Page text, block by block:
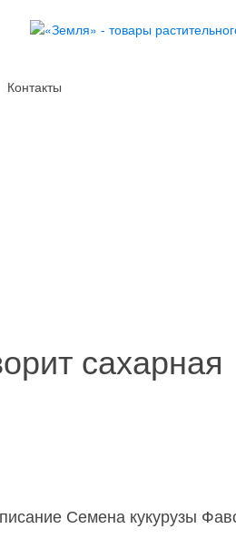
Контакты
сахарная
Семена кукурузы